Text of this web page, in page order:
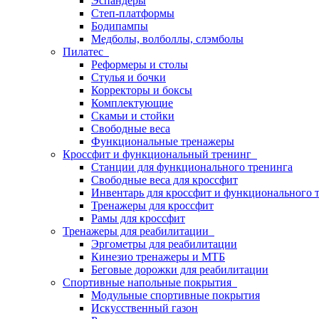
Степ-платформы
Бодипампы
Медболы, волболлы, слэмболы
Пилатес
Реформеры и столы
Стулья и бочки
Корректоры и боксы
Комплектующие
Скамьи и стойки
Свободные веса
Функциональные тренажеры
Кроссфит и функциональный тренинг
Станции для функционального тренинга
Свободные веса для кроссфит
Инвентарь для кроссфит и функционального
Тренажеры для кроссфит
Рамы для кроссфит
Тренажеры для реабилитации
Эргометры для реабилитации
Кинезио тренажеры и МТБ
Беговые дорожки для реабилитации
Спортивные напольные покрытия
Модульные спортивные покрытия
Искусственный газон